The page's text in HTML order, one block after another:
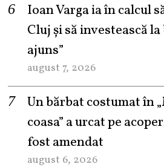
Ioan Varga ia în calcul
Cluj și să investească
ajuns”
august 7, 2026
Un bărbat costumat în
coasa” a urcat pe
fost amendat
august 6, 2026